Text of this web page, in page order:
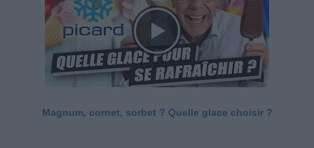
Magnum, cornet, sorbet ? Quelle glace choisir ?